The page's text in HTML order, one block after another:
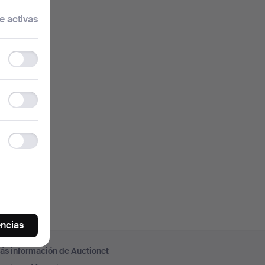
, y
información de Auctionet
activas
Functionality
storage
Statistics
storage
Ad
storage